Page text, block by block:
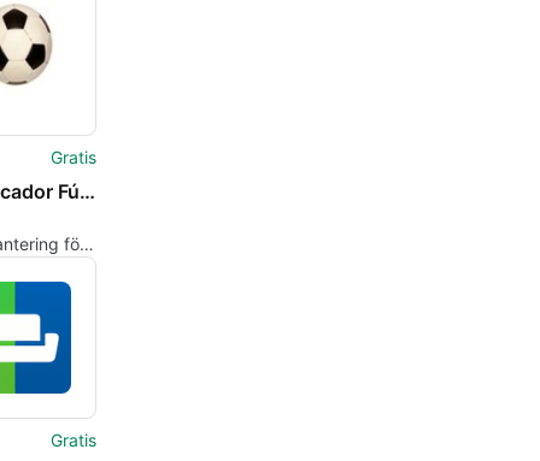
Gratis
TS Marcador Fútbol
för
Gratis